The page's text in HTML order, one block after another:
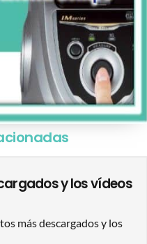
y los vídeos
más descargados y los